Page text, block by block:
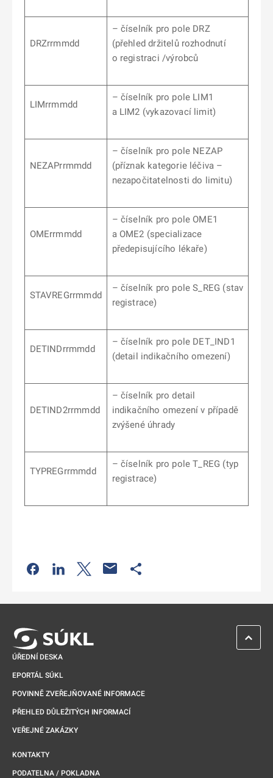
DRZrrmmdd
– číselník pro pole DRZ
(přehled držitelů rozhodnutí
o registraci /výrobců
LIMrrmmdd
– číselník pro pole LIM1
a LIM2 (vykazovací limit)
NEZAPrrmmdd
– číselník pro pole NEZAP
(příznak kategorie léčiva –
nezapočitatelnosti do limitu)
OMErrmmdd
– číselník pro pole OME1
a OME2 (specializace
předepisujícího lékaře)
STAVREGrrmmdd
– číselník pro pole S_REG (stav
registrace)
DETINDrrmmdd
– číselník pro pole DET_IND1
(detail indikačního omezení)
DETIND2rrmmdd
– číselník pro detail
indikačního omezení v případě
zvýšené úhrady
TYPREGrrmmdd
– číselník pro pole T_REG (typ
registrace)
Odkaz se otevře na nové kartě
Odkaz se otevře na nové kartě
Odkaz se otevře na nové kartě
ÚŘEDNÍ DESKA
EPORTÁL SÚKL
POVINNĚ ZVEŘEJŇOVANÉ INFORMACE
PŘEHLED DŮLEŽITÝCH INFORMACÍ
VEŘEJNÉ ZAKÁZKY
KONTAKTY
PODATELNA / POKLADNA
ZPĚT